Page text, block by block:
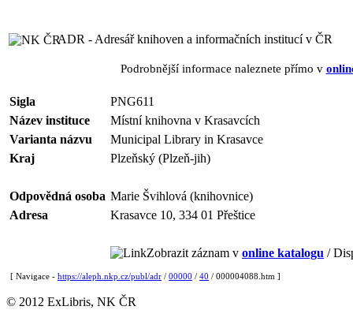
ADR - Adresář knihoven a informačních institucí v ČR
Podrobnější informace naleznete přímo v
Sigla
PNG611
Název instituce
Místní knihovna v Krasavcích
Varianta názvu
Municipal Library in Krasavce
Kraj
Plzeňský (Plzeň-jih)
Odpovědná osoba Marie Švihlová (knihovnice)
Adresa
Krasavce 10, 334 01 Přeštice
Zobrazit záznam v online katalogu /
[ Navigace - https://aleph.nkp.cz/publ/adr / 00000 / 40 / 000004088.htm ]
© 2012 ExLibris, NK ČR